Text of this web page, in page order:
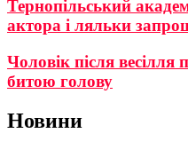
Тернопільський
актора і ляльки
Чоловік після
битою голову
Новини